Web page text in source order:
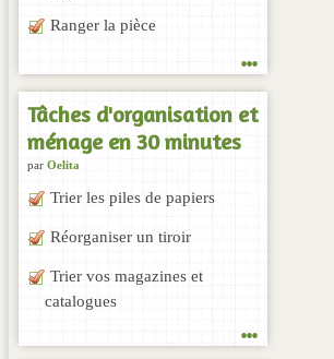
Ranger la pièce
...
Tâches d'organisation et
ménage en 30 minutes
par Oelita
Trier les piles de papiers
Réorganiser un tiroir
Trier vos magazines et
catalogues
...